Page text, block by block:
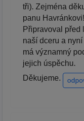
tři). Zejména
panu
Připravoval před
naší dceru a nyní
má významný
jejich úspěchu.
Děkujeme.